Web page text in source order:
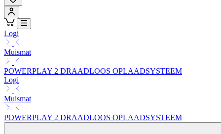
Logi
Muismat
POWERPLAY 2 DRAADLOOS OPLAADSYSTEEM
Logi
Muismat
POWERPLAY 2 DRAADLOOS OPLAADSYSTEEM